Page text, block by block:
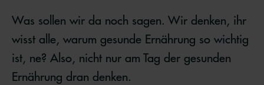
Was sollen wir da noch sagen. Wir denken, ihr
wisst alle, warum gesunde Ernährung so wichtig
ist, ne? Also, nicht nur am Tag der gesunden
Ernährung dran denken.